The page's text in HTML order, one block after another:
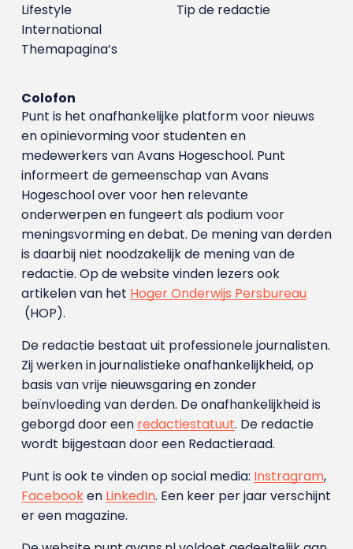
Tip de redactie
Lifestyle
International
Themapagina’s
Colofon
Punt is het onafhankelijke platform voor nieuws
en opinievorming voor studenten en
medewerkers van Avans Hoge­school. Punt
informeert de gemeenschap van Avans
Hogeschool over voor hen relevante
onderwerpen en fungeert als podium voor
meningsvorming en debat. De mening van derden
is daarbij niet noodzakelijk de mening van de
redactie. Op de website vinden lezers ook
artikelen van het Hoger Onderwijs Persbureau
(HOP).
De redactie bestaat uit professionele journalisten.
Zij werken in journalistieke onafhankelijkheid, op
basis van vrije nieuwsgaring en zonder
beïnvloeding van derden. De onafhankelijkheid is
geborgd door een redactiestatuut. De redactie
wordt bijgestaan door een Redactieraad.
Punt is ook te vinden op social media: Instragram,
Facebooken LinkedIn. Een keer per jaar verschijnt
er een magazine.